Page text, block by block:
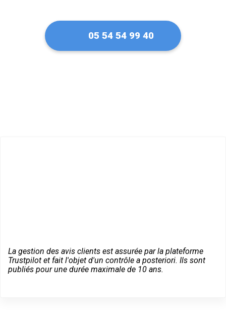
05 54 54 99 40
La gestion des avis clients est assurée par la plateforme
Trustpilot et fait l'objet d'un contrôle a posteriori. Ils sont
publiés pour une durée maximale de 10 ans.